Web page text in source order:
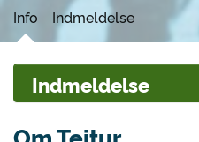
Info Indmeldelse
Indmeldelse